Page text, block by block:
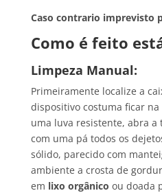
Caso contrario imprevisto
Como é feito
Limpeza Manual:
Primeiramente localize a
dispositivo costuma ficar
uma luva resistente, abra a
com uma pá todos os
sólido, parecido com
ambiente a crosta de
em lixo orgânico ou doada